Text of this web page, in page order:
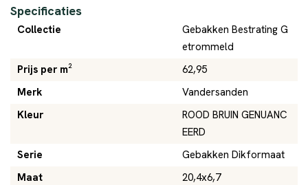
Specificaties
Collectie
Gebakken Bestrating G
etrommeld
Prijs per m²
62,95
Merk
Vandersanden
Kleur
ROOD BRUIN GENUANC
EERD
Serie
Gebakken Dikformaat
Maat
20,4x6,7